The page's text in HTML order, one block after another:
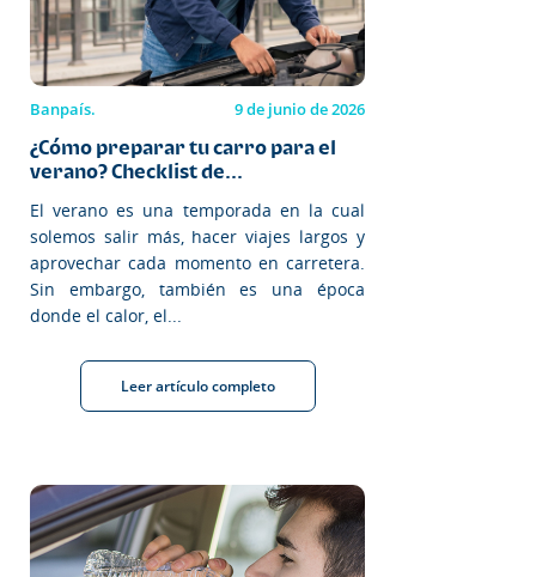
Banpaís. 9 de junio de 2026
¿Cómo preparar tu carro para el
verano? Checklist de...
El verano es una temporada en la cual
solemos salir más, hacer viajes largos y
aprovechar cada momento en carretera.
Sin embargo, también es una época
donde el calor, el...
Leer artículo completo